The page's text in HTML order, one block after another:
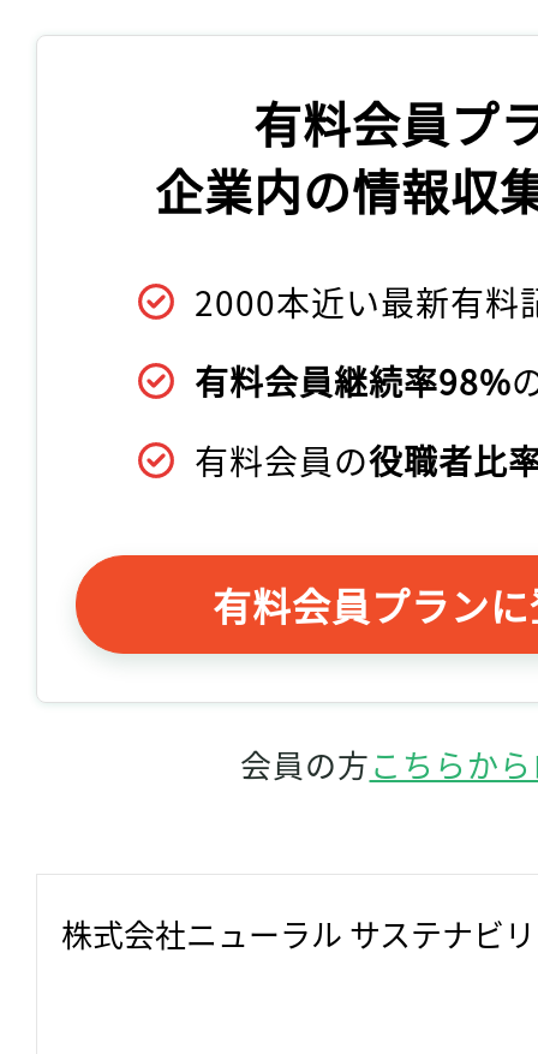
有料会員プ
企業内の情報収
2000本近い最新有料
有料会員継続率98%
有料会員の役職者比
有料会員プラン
会員の方こちらか
株式会社ニューラル サステナビ